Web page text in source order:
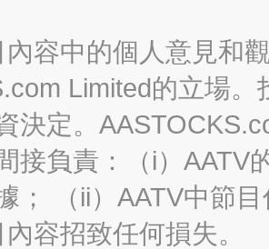
內容中的個人意見和
Limited的立場
決定。
接負責：（i）AATV
； （ii）AATV中節
容招致任何損失。